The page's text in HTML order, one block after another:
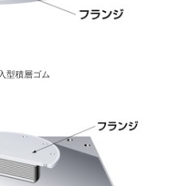
型積層ゴム